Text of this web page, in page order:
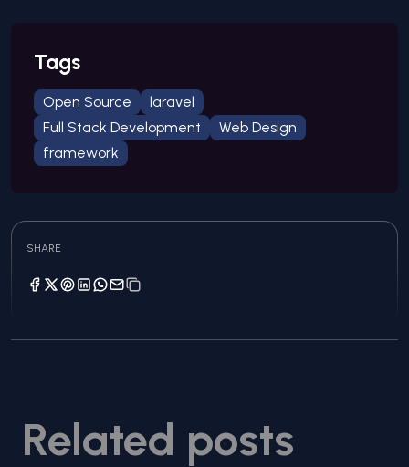
Tags
Open Source
laravel
Full Stack Development
Web Design
framework
SHARE
Related posts